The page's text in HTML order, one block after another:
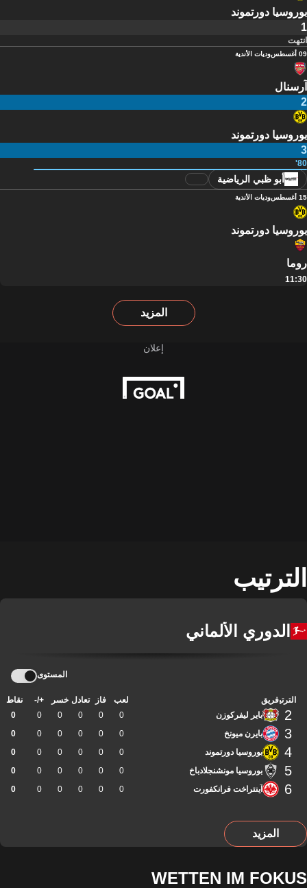
بوروسيا دورتموند
1
انتهت
09 أغسطس وديات الأندية
آرسنال
2
بوروسيا دورتموند
3
80'
أبو ظبي الرياضية
15 أغسطس وديات الأندية
بوروسيا دورتموند
روما
11:30
المزيد
الترتيب
الدوري الألماني
المستوى
الترتيبفريق لعب فاز تعادل خسر +/- نقاط
2 باير ليفركوزن 0
0
0
0
0
0
3 بايرن ميونخ 0
0
0
0
0
0
4 بوروسيا دورتموند 0
0
0
0
0
0
5 بوروسيا مونشنجلادباخ 0
0
0
0
0
0
6 آينتراخت فرانكفورت 0
0
0
0
0
0
المزيد
WETTEN IM FOKUS